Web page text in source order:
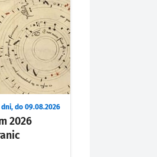
2026
do 09.08.2026